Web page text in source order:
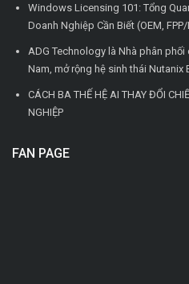
Windows Licensing 101: Tổng
Doanh Nghiệp Cần Biết (OEM, FPP/
ADG Technology là Nhà phân
Nam, mở rộng hệ sinh thái Nutanix
CÁCH BA THẾ HỆ AI THAY ĐỔI
NGHIỆP
FAN PAGE